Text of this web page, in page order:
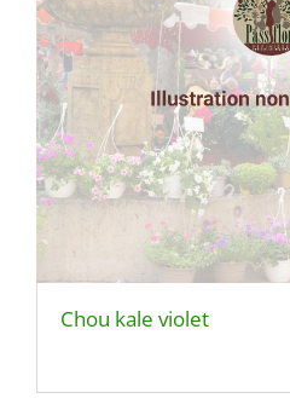
Chou kale violet